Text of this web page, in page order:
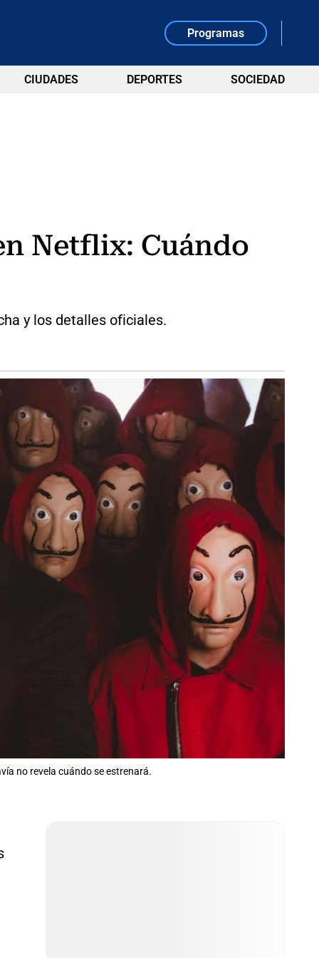
Programas
CIUDADES DEPORTES SOCIEDAD
Netflix: Cuándo
y los detalles oficiales.
no revela cuándo se estrenará.